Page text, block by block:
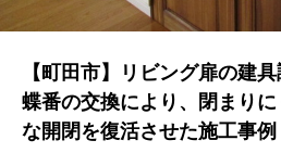
ENTRY
求人採用情報
【町田市】リビング扉の建
蝶番の交換により、閉まり
な開閉を復活させた施工事例